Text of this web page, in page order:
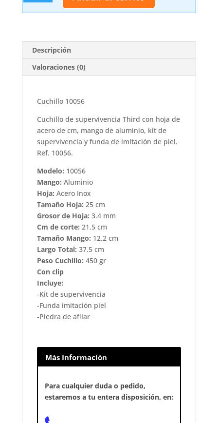
cantidad
Descripción
Valoraciones (0)
Cuchillo 10056
Cuchillo de supervivencia Third con hoja de
acero de cm, mango de aluminio, kit de
supervivencia y funda de imitación de piel.
Ref. 10056.
Modelo: 10056
Mango: Aluminio
Hoja: Acero Inox
Tamaño Hoja: 25 cm
Grosor de Hoja: 3.4 mm
Cm de corte: 21.5 cm
Tamaño Mango: 12.2 cm
Largo Total: 37.5 cm
Peso Cuchillo: 450 gr
Con clip
Incluye:
-Kit de supervivencia
-Funda imitación piel
-Piedra de afilar
Más Información
Para cualquier duda o pedido,
estaremos a tu entera disposición, en: